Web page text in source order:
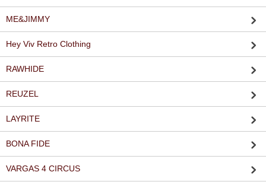
ME&JIMMY
Hey Viv Retro Clothing
RAWHIDE
REUZEL
LAYRITE
BONA FIDE
VARGAS 4 CIRCUS